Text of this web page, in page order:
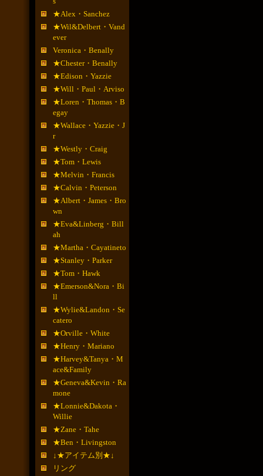
★Alex・Sanchez
★Wil&Delbert・Vand
ever
Veronica・Benally
★Chester・Benally
★Edison・Yazzie
★Will・Paul・Arviso
★Loren・Thomas・B
egay
★Wallace・Yazzie・J
r
★Westly・Craig
★Tom・Lewis
★Melvin・Francis
★Calvin・Peterson
★Albert・James・Bro
wn
★Eva&Linberg・Bill
ah
★Martha・Cayatineto
★Stanley・Parker
★Tom・Hawk
★Emerson&Nora・Bi
ll
★Wylie&Landon・Se
catero
★Orville・White
★Henry・Mariano
★Harvey&Tanya・M
ace&Family
★Geneva&Kevin・Ra
mone
★Lonnie&Dakota・
Willie
★Zane・Tahe
★Ben・Livingston
↓★アイテム別★↓
リング